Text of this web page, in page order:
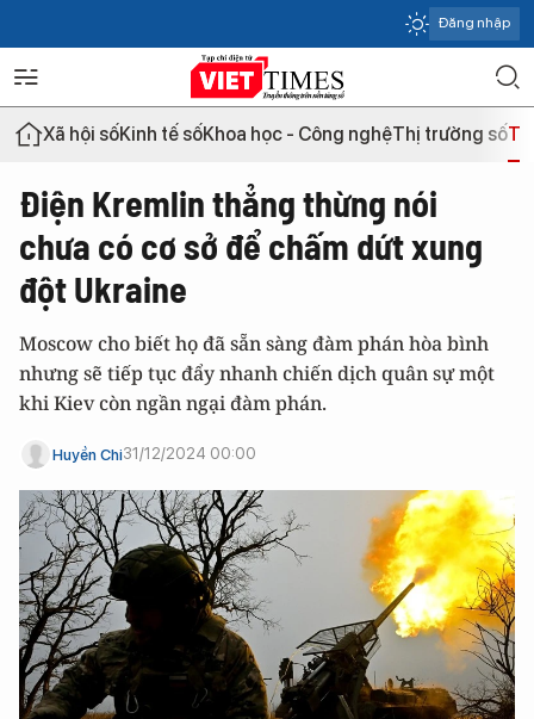
Đăng nhập
Xã hội sốKinh tế sốKhoa học - Công nghệThị trường số
Điện Kremlin thẳng thừng nói
chưa có cơ sở để chấm dứt xung
đột Ukraine
Moscow cho biết họ đã sẵn sàng đàm phán hòa bình
nhưng sẽ tiếp tục đẩy nhanh chiến dịch quân sự một
khi Kiev còn ngần ngại đàm phán.
Huyền Chi31/12/2024 00:00